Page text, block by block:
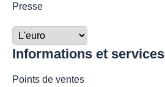
Presse
Informations et services
Points de ventes